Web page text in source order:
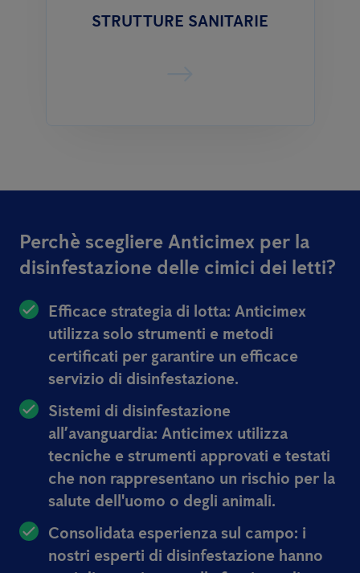
STRUTTURE SANITARIE
Perchè scegliere Anticimex per la
disinfestazione delle cimici dei letti?
Efficace strategia di lotta: Anticimex
utilizza solo strumenti e metodi
certificati per garantire un efficace
servizio di disinfestazione.
Sistemi di disinfestazione
all’avanguardia: Anticimex utilizza
tecniche e strumenti approvati e testati
che non rappresentano un rischio per la
salute dell'uomo o degli animali.
Consolidata esperienza sul campo: i
nostri esperti di disinfestazione hanno